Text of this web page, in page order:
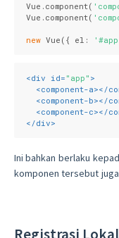
Vue.component(
Vue.component(
new Vue({ el :
<div id= "app" >
<component-a></
<component-b></
<component-c></
</div>
Ini bahkan berlaku
komponen tersebut
Registrasi Lokal